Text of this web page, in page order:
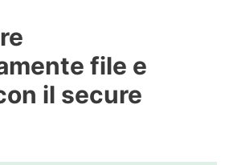
file e
il secure